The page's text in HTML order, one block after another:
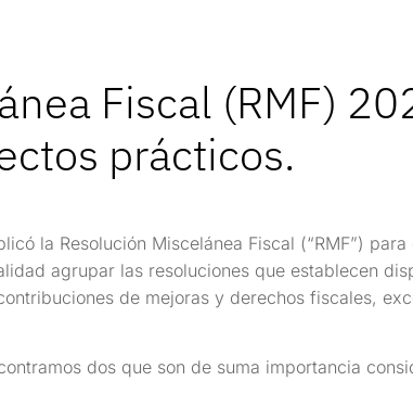
Fiscal (RMF)
prácticos.
la Resolución Miscelánea Fiscal (“RMF”)
agrupar las resoluciones que establecen
de mejoras y derechos fiscales,
dos que son de suma importancia